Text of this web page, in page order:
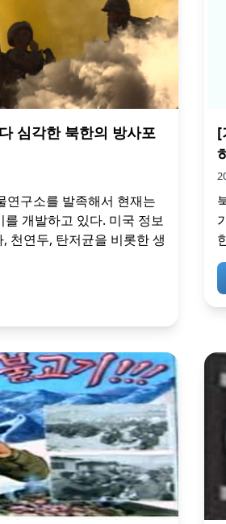
심각한 북한의 방사포
연구소를 발족해서 현재는
개발하고 있다. 미국 정보
천연두, 탄저균을 비롯한 생
[